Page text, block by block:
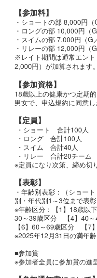
【参加料】
・ショートの部 8,000円
・ロングの部 10,000円（
・スイムの部 7,000円（G
・リレーの部 12,000円（
※レイト期間は通常エン
2,000円）が加算されます。
【参加資格】
18歳以上の健康かつ定期
男女で、申込規約に同意し
【定員】
・ショート 合計100人
・ロング 合計100人
・スイム 合計40人
・リレー 合計20チーム
※定員になり次第、締め切
【表彰】
・年齢別表彰：（ショー
別・年代別1～3位まで表
※年齢区分：【1】18歳以
30～39歳区分 【4】40
【6】60～69歳区分 【7
※2025年12月31日の満年齢
■参加賞
※参加者全員に参加賞の進